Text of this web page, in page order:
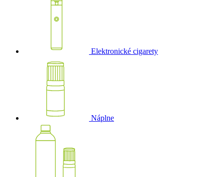
Elektronické cigarety
Náplne